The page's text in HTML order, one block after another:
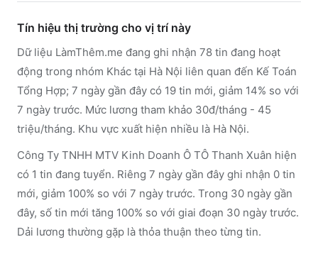
Tín hiệu thị trường cho vị trí này
Dữ liệu LàmThêm.me đang ghi nhận 78 tin đang hoạt
động trong nhóm Khác tại Hà Nội liên quan đến Kế Toán
Tổng Hợp; 7 ngày gần đây có 19 tin mới, giảm 14% so với
7 ngày trước. Mức lương tham khảo 30đ/tháng - 45
triệu/tháng. Khu vực xuất hiện nhiều là Hà Nội.
Công Ty TNHH MTV Kinh Doanh Ô TÔ Thanh Xuân hiện
có 1 tin đang tuyển. Riêng 7 ngày gần đây ghi nhận 0 tin
mới, giảm 100% so với 7 ngày trước. Trong 30 ngày gần
đây, số tin mới tăng 100% so với giai đoạn 30 ngày trước.
Dải lương thường gặp là thỏa thuận theo từng tin.